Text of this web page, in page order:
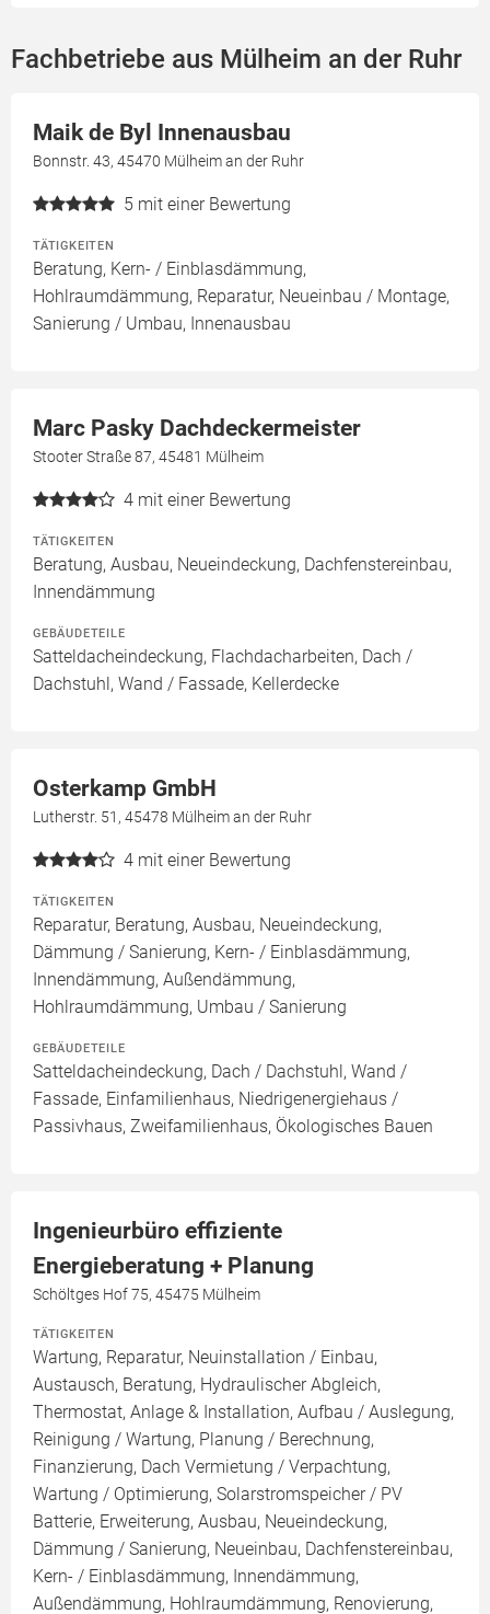
Fachbetriebe aus Mülheim an der Ruhr
Maik de Byl Innenausbau
Bonnstr. 43, 45470 Mülheim an der Ruhr
5 mit einer Bewertung
TÄTIGKEITEN
Beratung, Kern- / Einblasdämmung,
Hohlraumdämmung, Reparatur, Neueinbau / Montage,
Sanierung / Umbau, Innenausbau
Marc Pasky Dachdeckermeister
Stooter Straße 87, 45481 Mülheim
4 mit einer Bewertung
TÄTIGKEITEN
Beratung, Ausbau, Neueindeckung, Dachfenstereinbau,
Innendämmung
GEBÄUDETEILE
Satteldacheindeckung, Flachdacharbeiten, Dach /
Dachstuhl, Wand / Fassade, Kellerdecke
Osterkamp GmbH
Lutherstr. 51, 45478 Mülheim an der Ruhr
4 mit einer Bewertung
TÄTIGKEITEN
Reparatur, Beratung, Ausbau, Neueindeckung,
Dämmung / Sanierung, Kern- / Einblasdämmung,
Innendämmung, Außendämmung,
Hohlraumdämmung, Umbau / Sanierung
GEBÄUDETEILE
Satteldacheindeckung, Dach / Dachstuhl, Wand /
Fassade, Einfamilienhaus, Niedrigenergiehaus /
Passivhaus, Zweifamilienhaus, Ökologisches Bauen
Ingenieurbüro effiziente
Energieberatung + Planung
Schöltges Hof 75, 45475 Mülheim
TÄTIGKEITEN
Wartung, Reparatur, Neuinstallation / Einbau,
Austausch, Beratung, Hydraulischer Abgleich,
Thermostat, Anlage & Installation, Aufbau / Auslegung,
Reinigung / Wartung, Planung / Berechnung,
Finanzierung, Dach Vermietung / Verpachtung,
Wartung / Optimierung, Solarstromspeicher / PV
Batterie, Erweiterung, Ausbau, Neueindeckung,
Dämmung / Sanierung, Neueinbau, Dachfenstereinbau,
Kern- / Einblasdämmung, Innendämmung,
Außendämmung, Hohlraumdämmung, Renovierung,